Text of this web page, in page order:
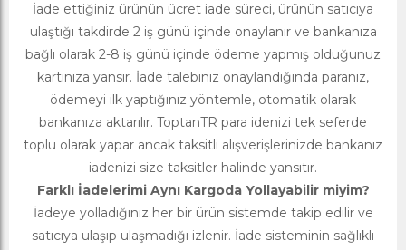
İade ettiğiniz ürünün ücret iade süreci, ürünün satıcıya
ulaştığı takdirde 2 iş günü içinde onaylanır ve bankanıza
bağlı olarak 2-8 iş günü içinde ödeme yapmış olduğunuz
kartınıza yansır. İade talebiniz onaylandığında paranız,
ödemeyi ilk yaptığınız yöntemle, otomatik olarak
bankanıza aktarılır. ToptanTR para idenizi tek seferde
toplu olarak yapar ancak taksitli alışverişlerinizde bankanız
iadenizi size taksitler halinde yansıtır.
Farklı İadelerimi Aynı Kargoda Yollayabilir miyim?
İadeye yolladığınız her bir ürün sistemde takip edilir ve
satıcıya ulaşıp ulaşmadığı izlenir. İade sisteminin sağlıklı